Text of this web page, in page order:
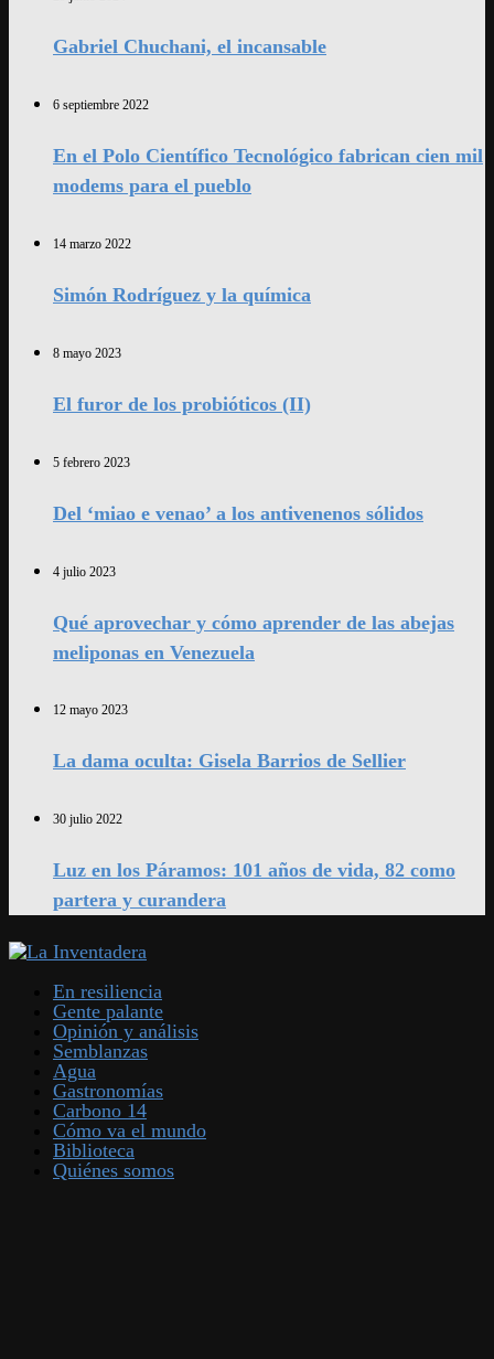
Gabriel Chuchani, el incansable
6 septiembre 2022
En el Polo Científico Tecnológico fabrican cien mil
modems para el pueblo
14 marzo 2022
Simón Rodríguez y la química
8 mayo 2023
El furor de los probióticos (II)
5 febrero 2023
Del ‘miao e venao’ a los antivenenos sólidos
4 julio 2023
Qué aprovechar y cómo aprender de las abejas
meliponas en Venezuela
12 mayo 2023
La dama oculta: Gisela Barrios de Sellier
30 julio 2022
Luz en los Páramos: 101 años de vida, 82 como
partera y curandera
En resiliencia
Gente palante
Opinión y análisis
Semblanzas
Agua
Gastronomías
Carbono 14
Cómo va el mundo
Biblioteca
Quiénes somos